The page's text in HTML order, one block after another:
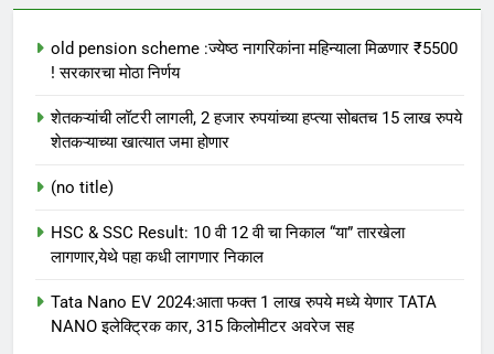
old pension scheme :ज्येष्ठ नागरिकांना महिन्याला मिळणार ₹5500
! सरकारचा मोठा निर्णय
शेतकऱ्यांची लॉटरी लागली, 2 हजार रुपयांच्या हप्त्या सोबतच 15 लाख रुपये
शेतकऱ्याच्या खात्यात जमा होणार
(no title)
HSC & SSC Result: 10 वी 12 वी चा निकाल “या” तारखेला
लागणार,येथे पहा कधी लागणार निकाल
Tata Nano EV 2024:आता फक्त 1 लाख रुपये मध्ये येणार TATA
NANO इलेक्ट्रिक कार, 315 किलोमीटर अवरेज सह